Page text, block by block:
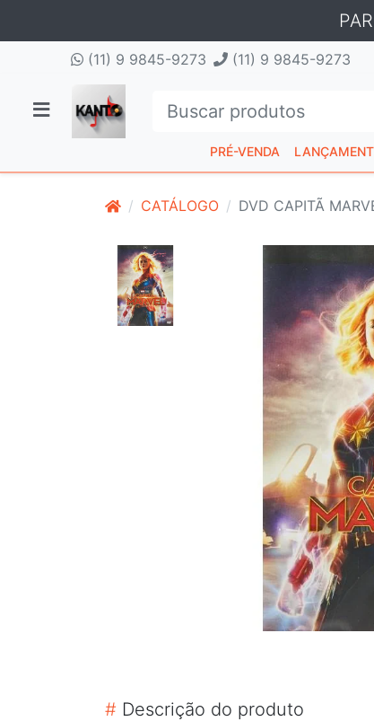
(11) 9 9845-9273 (11) 9 9845-9273
PRÉ-VENDA
CATÁLOGO DVD CAPITÃ
# Descrição do produto